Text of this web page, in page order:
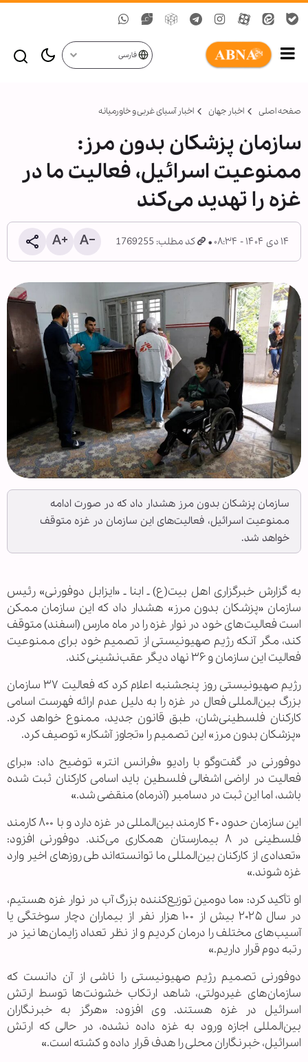
فارسی
صفحه اصلی اخبار جهان اخبار آسیای غربی و خاورمیانه
سازمان پزشکان بدون مرز:
ممنوعیت اسرائیل، فعالیت ما در
غزه را تهدید می‌کند
۱۴ دی ۱۴۰۴ - ۰۸:۳۴ کد مطلب: 1769255
سازمان پزشکان بدون مرز هشدار داد که در صورت ادامه
ممنوعیت اسرائیل، فعالیت‌های این سازمان در غزه متوقف
خواهد شد.
به گزارش خبرگزاری اهل بیت(ع) ـ ابنا ـ «ایزابل دوفورنی» رئیس
سازمان «پزشکان بدون مرز» هشدار داد که این سازمان ممکن
است فعالیت‌های خود در نوار غزه را در ماه مارس (اسفند) متوقف
کند، مگر آنکه رژیم صهیونیستی از تصمیم خود برای ممنوعیت
فعالیت این سازمان و ۳۶ نهاد دیگر عقب‌نشینی کند.
رژیم صهیونیستی روز پنجشنبه اعلام کرد که فعالیت ۳۷ سازمان
بزرگ بین‌المللی فعال در غزه را به دلیل عدم ارائه فهرست اسامی
کارکنان فلسطینی‌شان، طبق قانون جدید، ممنوع خواهد کرد.
«پزشکان بدون مرز» این تصمیم را «تجاوز آشکار» توصیف کرد.
دوفورنی در گفت‌وگو با رادیو «فرانس انتر» توضیح داد: «برای
فعالیت در اراضی اشغالی فلسطین باید اسامی کارکنان ثبت شده
باشد، اما این ثبت در دسامبر (آذرماه) منقضی شد.»
این سازمان حدود ۴۰ کارمند بین‌المللی در غزه دارد و با ۸۰۰ کارمند
فلسطینی در ۸ بیمارستان همکاری می‌کند. دوفورنی افزود:
«تعدادی از کارکنان بین‌المللی ما توانسته‌اند طی روزهای اخیر وارد
غزه شوند.»
او تأکید کرد: «ما دومین توزیع‌کننده بزرگ آب در نوار غزه هستیم،
در سال ۲۰۲۵ بیش از ۱۰۰ هزار نفر از بیماران دچار سوختگی یا
آسیب‌های مختلف را درمان کردیم و از نظر تعداد زایمان‌ها نیز در
رتبه دوم قرار داریم.»
دوفورنی تصمیم رژیم صهیونیستی را ناشی از آن دانست که
سازمان‌های غیردولتی، شاهد ارتکاب خشونت‌ها توسط ارتش
اسرائیل در غزه هستند. وی افزود: «هرگز به خبرنگاران
بین‌المللی اجازه ورود به غزه داده نشده، در حالی که ارتش
اسرائیل، خبرنگاران محلی را هدف قرار داده و کشته است.»